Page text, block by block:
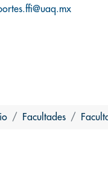
Facultades